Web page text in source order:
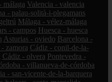
málaga Valencia - valencia
- palau-solità-i-plegamans
Málaga - vélez-málaga
- campos Huesca - huesca
Asturias - oviedo Barcelona -
zamora Cádiz - conil-de-la-
Cádiz - olvera Pontevedra -
- villanueva-de-córdoba
- san-vicente-de-la-barquera